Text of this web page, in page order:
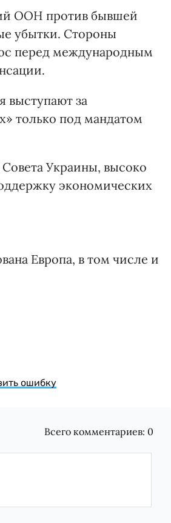
ООН против бывшей
убытки. Стороны
перед международным
выступают за
только под мандатом
Украины, высоко
экономических
Европа, в том числе и
ошибку
Всего комментариев: 0